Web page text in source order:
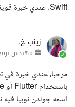
Swift. عندي خبرة قوية في تطوير تط...
زينب خ.
مهندس
مرحبا، عندي خبرة في
اسمه جولدن نوبيا